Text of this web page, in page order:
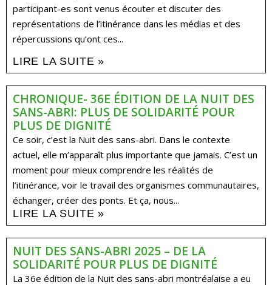
participant-es sont venus écouter et discuter des
représentations de l’itinérance dans les médias et des
répercussions qu’ont ces...
LIRE LA SUITE »
CHRONIQUE- 36E ÉDITION DE LA NUIT DES
SANS-ABRI: PLUS DE SOLIDARITÉ POUR
PLUS DE DIGNITÉ
Ce soir, c’est la Nuit des sans-abri. Dans le contexte
actuel, elle m’apparaît plus importante que jamais. C’est un
moment pour mieux comprendre les réalités de
l’itinérance, voir le travail des organismes communautaires,
échanger, créer des ponts. Et ça, nous...
LIRE LA SUITE »
NUIT DES SANS-ABRI 2025 – DE LA
SOLIDARITÉ POUR PLUS DE DIGNITÉ​
La 36e édition de la Nuit des sans-abri montréalaise a eu